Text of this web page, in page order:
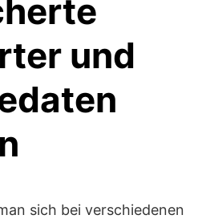
und
sich bei verschiedenen